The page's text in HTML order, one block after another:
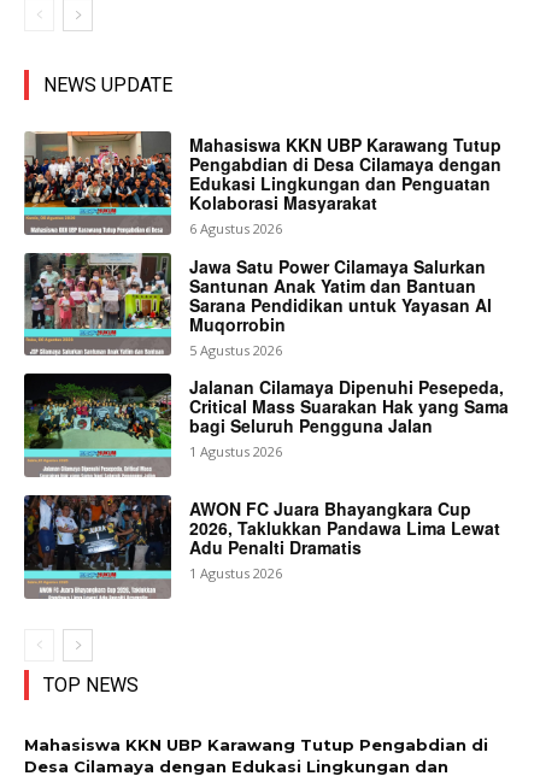
NEWS UPDATE
Mahasiswa KKN UBP Karawang Tutup
Pengabdian di Desa Cilamaya dengan
Edukasi Lingkungan dan Penguatan
Kolaborasi Masyarakat
6 Agustus 2026
Jawa Satu Power Cilamaya Salurkan
Santunan Anak Yatim dan Bantuan
Sarana Pendidikan untuk Yayasan Al
Muqorrobin
5 Agustus 2026
Jalanan Cilamaya Dipenuhi Pesepeda,
Critical Mass Suarakan Hak yang Sama
bagi Seluruh Pengguna Jalan
1 Agustus 2026
AWON FC Juara Bhayangkara Cup
2026, Taklukkan Pandawa Lima Lewat
Adu Penalti Dramatis
1 Agustus 2026
TOP NEWS
Mahasiswa KKN UBP Karawang Tutup Pengabdian di
Desa Cilamaya dengan Edukasi Lingkungan dan